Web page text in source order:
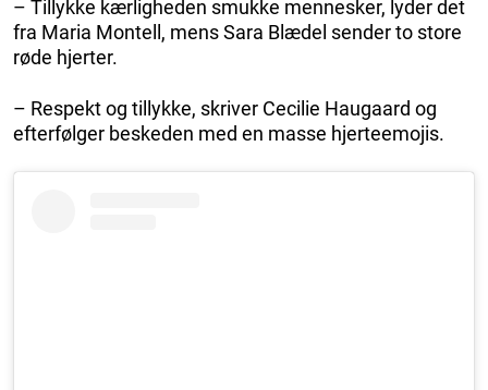
– Tillykke kærligheden smukke mennesker, lyder det
fra Maria Montell, mens Sara Blædel sender to store
røde hjerter.
– Respekt og tillykke, skriver Cecilie Haugaard og
efterfølger beskeden med en masse hjerteemojis.